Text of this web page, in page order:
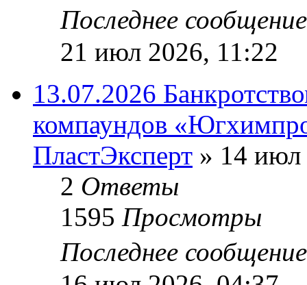
Последнее
21 июл 2026, 11:22
13.07.2026
компаундов
ПластЭксперт » 14 июл
2 Ответы
1595 Просмотры
Последнее